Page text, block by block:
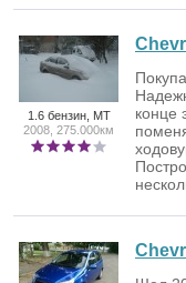
1.6 бензин, MT
2008, 275.000км
конце